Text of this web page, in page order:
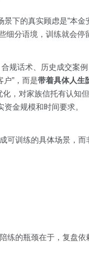
下的真实顾虑是”本金
细分语境，训练就会停
规话术、历史成交案
”，而是带着具体人生
，对家族信托有认知
金规模和时间要求。
成可训练的具体场景，而
练的瓶颈在于，复盘依